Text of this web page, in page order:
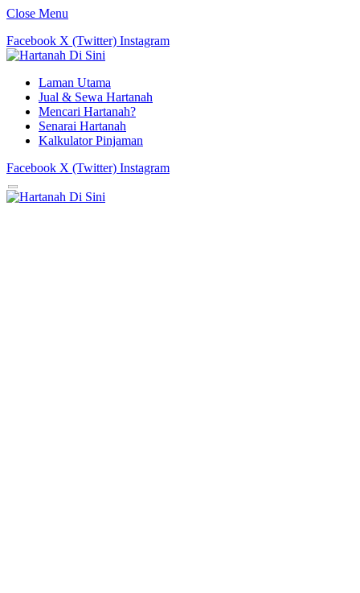
Close Menu
Facebook X (Twitter) Instagram
Laman Utama
Jual & Sewa Hartanah
Mencari Hartanah?
Senarai Hartanah
Kalkulator Pinjaman
Facebook X (Twitter) Instagram